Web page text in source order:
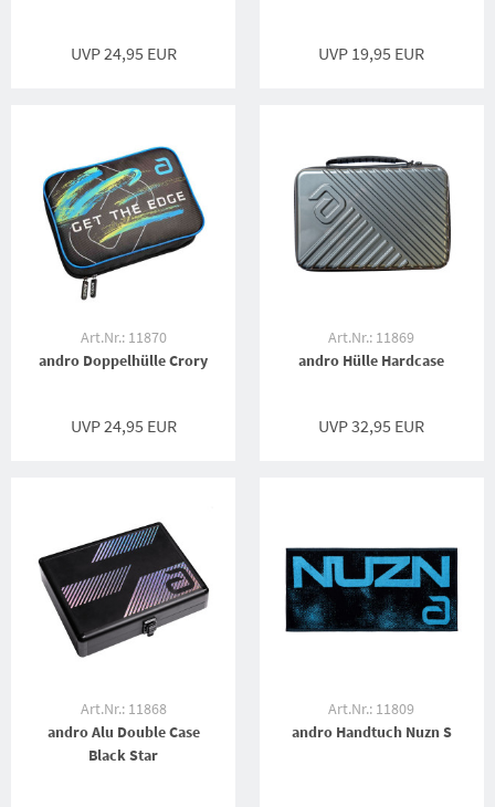
UVP 24,95 EUR UVP 19,95 EUR
Art.Nr.: 11870
andro Doppelhülle Crory
UVP 24,95 EUR
Art.Nr.: 11869
andro Hülle Hardcase
UVP 32,95 EUR
Art.Nr.: 11868
andro Alu Double Case
Black Star
Art.Nr.: 11809
andro Handtuch Nuzn S